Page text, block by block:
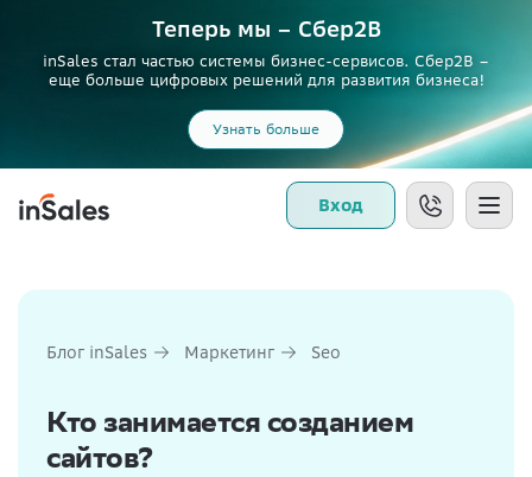
Теперь мы – Сбер2B
inSales стал частью системы бизнес-сервисов. Сбер2В –
еще больше цифровых решений для развития бизнеса!
Узнать больше
Вход
Блог inSales Маркетинг Seo
Кто занимается созданием
сайтов?